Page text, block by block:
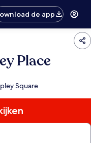
de app
Place
Square